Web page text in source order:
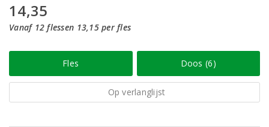
14,35
Vanaf 12 flessen 13,15 per fles
Fles Doos (6)
Op verlanglijst